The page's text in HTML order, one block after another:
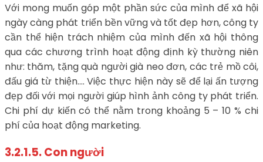
Với mong muốn góp một phần sức của mình để xã hội
ngày càng phát triển bền vững và tốt đẹp hơn, công ty
cần thể hiện trách nhiệm của mình đến xã hội thông
qua các chương trình hoạt động định kỳ thường niên
như: thăm, tặng quà người già neo đơn, các trẻ mồ côi,
đấu giá từ thiện…. Việc thực hiện này sẽ để lại ấn tượng
đẹp đối với mọi người giúp hình ảnh công ty phát triển.
Chi phí dự kiến có thể nằm trong khoảng 5 – 10 % chi
phí của hoạt động marketing.
3.2.1.5. Con người